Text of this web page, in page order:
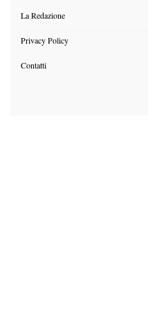
La Redazione
Privacy Policy
Contatti